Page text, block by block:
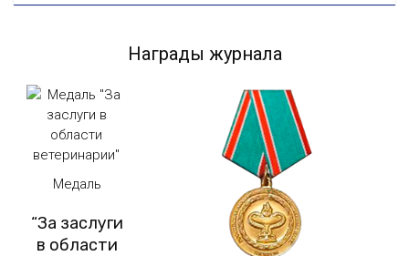
Награды журнала
Медаль
“За заслуги
в области